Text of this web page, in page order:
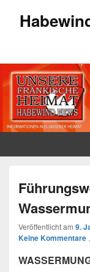
Veröffentlicht am 9.
Keine Kommentare